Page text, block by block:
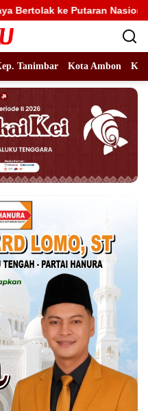
Nasional, Alhidayat
Tanimbar Kota Ambon